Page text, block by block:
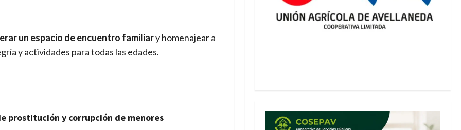
un espacio de encuentro familiary homenajear a
y actividades para todas las edades.
prostitución y corrupción de menores